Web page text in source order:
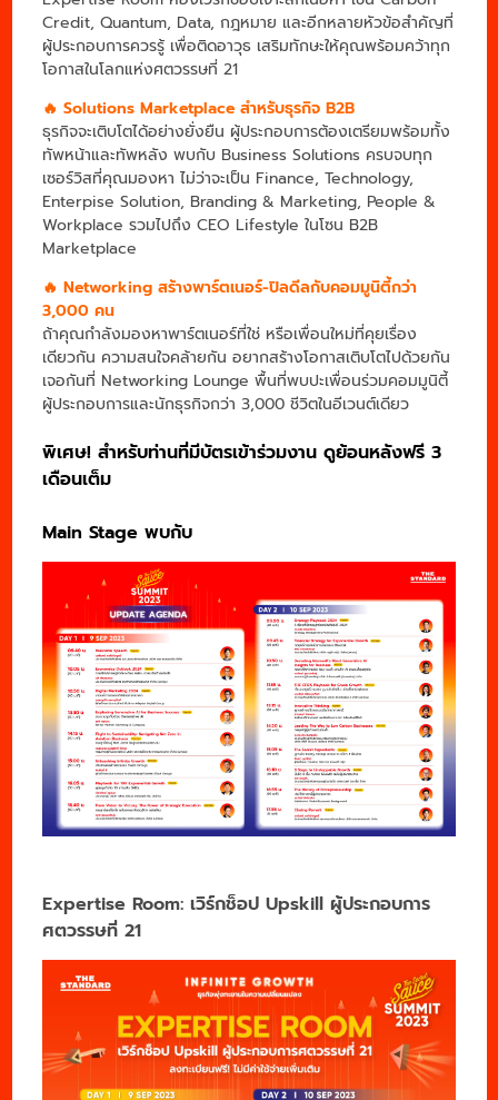
Credit, Quantum, Data, กฎหมาย และอีกหลายหัวข้อสำคัญที่
ผู้ประกอบการควรรู้ เพื่อติดอาวุธ เสริมทักษะให้คุณพร้อมคว้าทุก
โอกาสในโลกแห่งศตวรรษที่ 21
🔥 Solutions Marketplace สำหรับธุรกิจ B2B
ธุรกิจจะเติบโตได้อย่างยั่งยืน ผู้ประกอบการต้องเตรียมพร้อมทั้ง
ทัพหน้าและทัพหลัง พบกับ Business Solutions ครบจบทุก
เซอร์วิสที่คุณมองหา ไม่ว่าจะเป็น Finance, Technology,
Enterpise Solution, Branding & Marketing, People &
Workplace รวมไปถึง CEO Lifestyle ในโซน B2B
Marketplace
🔥 Networking สร้างพาร์ตเนอร์-ปิลดีลกับคอมมูนิตี้กว่า
3,000 คน
ถ้าคุณกำลังมองหาพาร์ตเนอร์ที่ใช่ หรือเพื่อนใหม่ที่คุยเรื่อง
เดียวกัน ความสนใจคล้ายกัน อยากสร้างโอกาสเติบโตไปด้วยกัน
เจอกันที่ Networking Lounge พื้นที่พบปะเพื่อนร่วมคอมมูนิตี้
ผู้ประกอบการและนักธุรกิจกว่า 3,000 ชีวิตในอีเวนต์เดียว
พิเศษ! สำหรับท่านที่มีบัตรเข้าร่วมงาน ดูย้อนหลังฟรี 3
เดือนเต็ม
Main Stage พบกับ
Expertise Room: เวิร์กช็อป Upskill ผู้ประกอบการ
ศตวรรษที่ 21